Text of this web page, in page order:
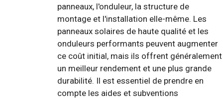
panneaux, l'onduleur, la structure de
montage et l'installation elle-même. Les
panneaux solaires de haute qualité et les
onduleurs performants peuvent augmenter
ce coût initial, mais ils offrent généralement
un meilleur rendement et une plus grande
durabilité. Il est essentiel de prendre en
compte les aides et subventions